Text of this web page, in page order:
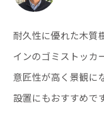
耐久性に優れた木質
インのゴミストッカ
意匠性が高く景観に
設置にもおすすめです